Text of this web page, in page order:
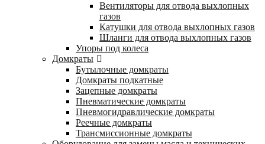
Вентиляторы для отвода выхлопных
газов
Катушки для отвода выхлопных газов
Шланги для отвода выхлопных газов
Упоры под колеса
Домкраты
Бутылочные домкраты
Домкраты подкатные
Зацепные домкраты
Пневматические домкраты
Пневмогидравлические домкраты
Реечные домкраты
Трансмиссионные домкраты